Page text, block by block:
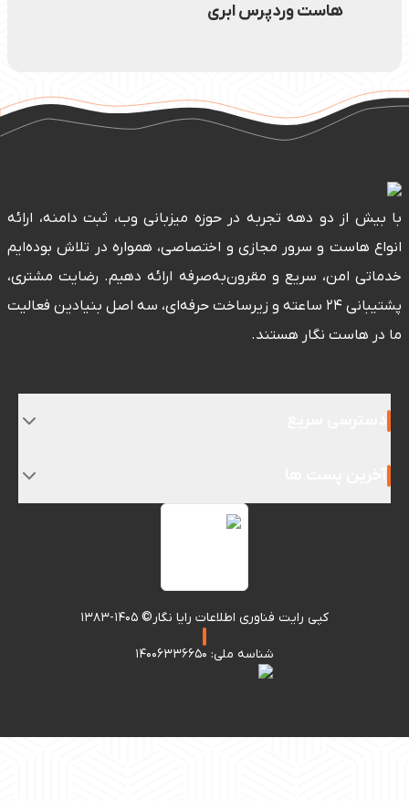
هاست وردپرس ابری
بیش از دو دهه تجربه در حوزه میزبانی وب، ثبت دامنه، ارائه
هاست و سرور مجازی و اختصاصی، همواره در تلاش بوده‌ایم
امن، سریع و مقرون‌به‌صرفه ارائه دهیم. رضایت مشتری،
پشتیبانی ۲۴ ساعته و زیرساخت حرفه‌ای، سه اصل بنیادین فعالیت
در هاست نگار هستند.
کپی رایت فناوری اطلاعات رایا نگار© ۱۴۰۵-۱۳۸۳
شناسه ملی: ۱۴۰۰۶۳۳۶۶۵۰